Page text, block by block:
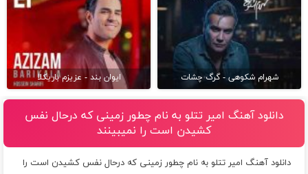
شهرام شکوهی - گرگ چشات ایوان بند - عزیزم باریکلا
دانلود آهنگ امیر تتلو به نام چطور زمینی که درحال نفس
کشیدن است را نمیبینند
دانلود آهنگ امیر تتلو به نام چطور زمینی که درحال نفس کشیدن است را